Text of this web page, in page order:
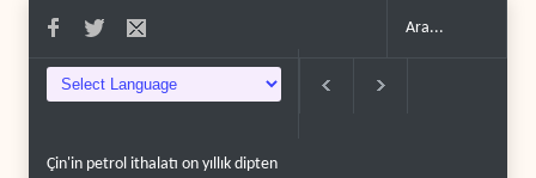
Çin'in petrol ithalatı on yıllık dipten sonra yükseldi..